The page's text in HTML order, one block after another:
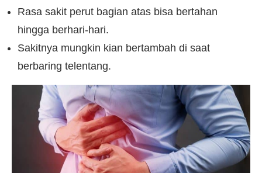
Rasa sakit perut bagian atas bisa bertahan
hingga berhari-hari.
Sakitnya mungkin kian bertambah di saat
berbaring telentang.